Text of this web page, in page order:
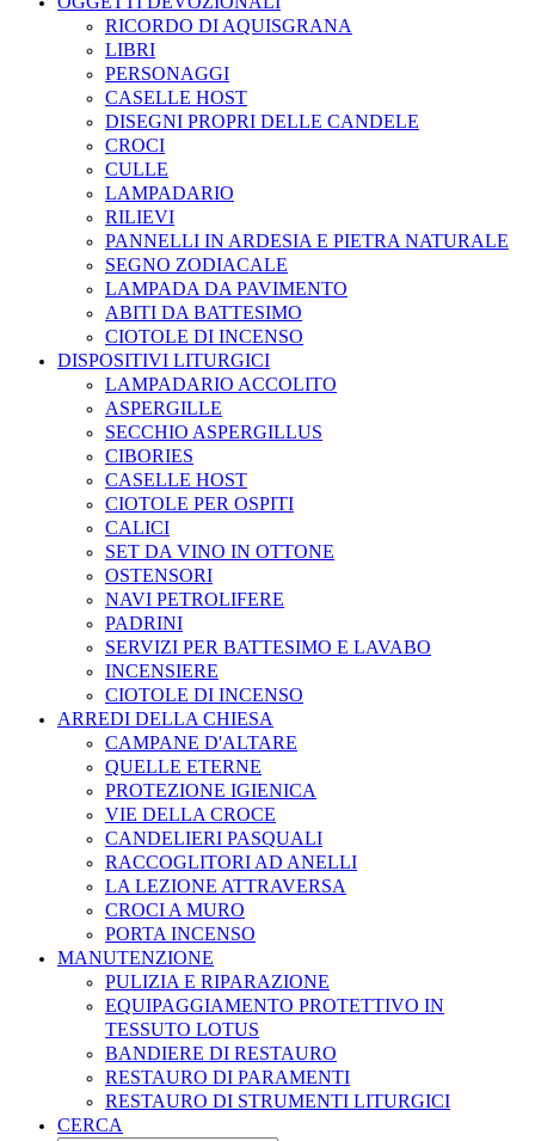
RICORDO DI AQUISGRANA
LIBRI
PERSONAGGI
CASELLE HOST
DISEGNI PROPRI DELLE CANDELE
CROCI
CULLE
LAMPADARIO
RILIEVI
PANNELLI IN ARDESIA E PIETRA NATURALE
SEGNO ZODIACALE
LAMPADA DA PAVIMENTO
ABITI DA BATTESIMO
CIOTOLE DI INCENSO
DISPOSITIVI LITURGICI
LAMPADARIO ACCOLITO
ASPERGILLE
SECCHIO ASPERGILLUS
CIBORIES
CASELLE HOST
CIOTOLE PER OSPITI
CALICI
SET DA VINO IN OTTONE
OSTENSORI
NAVI PETROLIFERE
PADRINI
SERVIZI PER BATTESIMO E LAVABO
INCENSIERE
CIOTOLE DI INCENSO
ARREDI DELLA CHIESA
CAMPANE D'ALTARE
QUELLE ETERNE
PROTEZIONE IGIENICA
VIE DELLA CROCE
CANDELIERI PASQUALI
RACCOGLITORI AD ANELLI
LA LEZIONE ATTRAVERSA
CROCI A MURO
PORTA INCENSO
MANUTENZIONE
PULIZIA E RIPARAZIONE
EQUIPAGGIAMENTO PROTETTIVO IN
TESSUTO LOTUS
BANDIERE DI RESTAURO
RESTAURO DI PARAMENTI
RESTAURO DI STRUMENTI LITURGICI
CERCA